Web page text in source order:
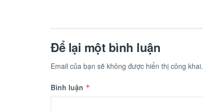
Để lại một bình luận
Email của bạn sẽ không được hiển thị công khai.
Bình luận *